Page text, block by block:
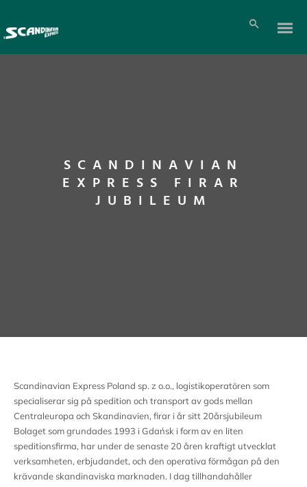
SCANDINAVIAN
EXPRESS FIRAR
JUBILEUM
Scandinavian Express Poland sp. z o.o., logistikoperatören som
specialiserar sig på spedition och transport av gods mellan
Centraleuropa och Skandinavien, firar i år sitt 20årsjubileum
Bolaget som grundades 1993 i Gdańsk i form av en liten
speditionsfirma, har under de senaste 20 åren kraftigt utvecklat
verksamheten, erbjudandet, och den operativa förmågan på den
krävande skandinaviska marknaden. I dag tillhandahåller